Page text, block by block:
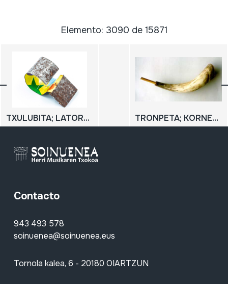
Elemento: 3090 de 15871
TXULUBITA; LATORRIZKO TXULUBITA; TXIFLOA TRONPETA; KORNETA
Contacto
943 493 578
soinuenea@soinuenea.eus
Tornola kalea, 6 - 20180 OIARTZUN